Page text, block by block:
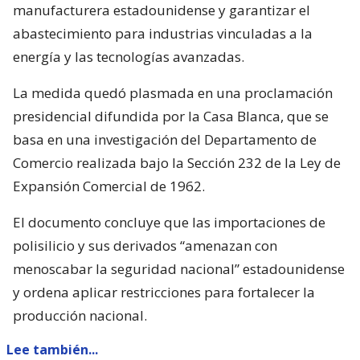
manufacturera estadounidense y garantizar el
abastecimiento para industrias vinculadas a la
energía y las tecnologías avanzadas.
La medida quedó plasmada en una proclamación
presidencial difundida por la Casa Blanca, que se
basa en una investigación del Departamento de
Comercio realizada bajo la Sección 232 de la Ley de
Expansión Comercial de 1962.
El documento concluye que las importaciones de
polisilicio y sus derivados “amenazan con
menoscabar la seguridad nacional” estadounidense
y ordena aplicar restricciones para fortalecer la
producción nacional.
Lee también...